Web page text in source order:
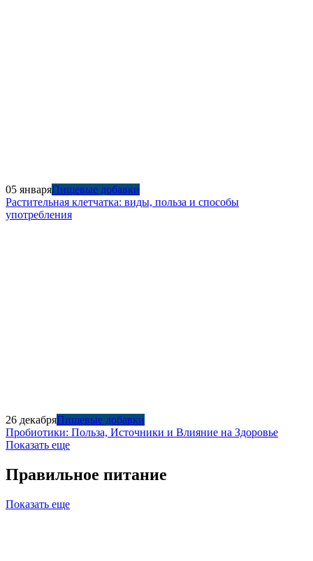
05 январяПищевые добавки
Растительная клетчатка: виды, польза и способы
употребления
26 декабряПищевые добавки
Пробиотики: Польза, Источники и Влияние на Здоровье
Показать еще
Правильное питание
Показать еще